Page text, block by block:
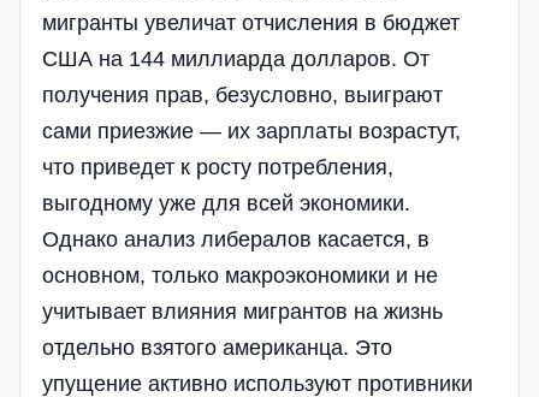
мигранты увеличат отчисления в бюджет
США на 144 миллиарда долларов. От
получения прав, безусловно, выиграют
сами приезжие — их зарплаты возрастут,
что приведет к росту потребления,
выгодному уже для всей экономики.
Однако анализ либералов касается, в
основном, только макроэкономики и не
учитывает влияния мигрантов на жизнь
отдельно взятого американца. Это
упущение активно используют противники